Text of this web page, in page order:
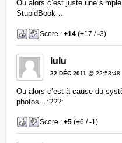
Ou alors c’est juste une
StupidBook…
Score :+14 (+17 /-3)
lulu
22 DÉC 2011 @ 22:53:48
Ou alors c’est à cause du
photos…:???:
Score :+5 (+6 /-1)